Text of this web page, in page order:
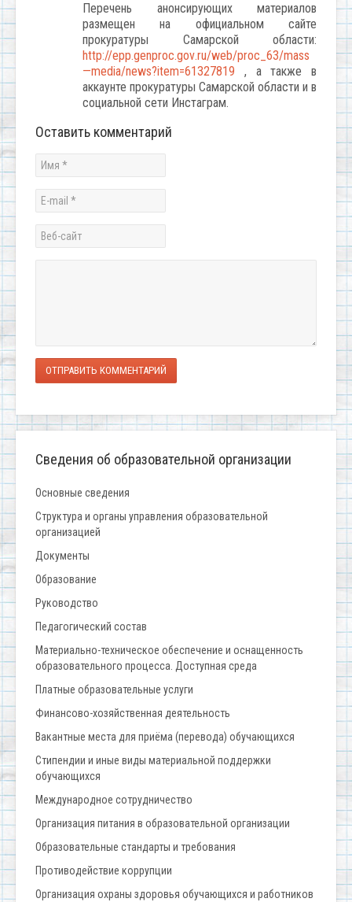
Перечень анонсирующих материалов
размещен на официальном сайте
прокуратуры Самарской области:
http://epp.genproc.gov.ru/web/proc _63/mass
—media/news?item=61327819 , а также в
аккаунте прокуратуры Самарской области и в
социальной сети Инстаграм.
Оставить комментарий
ОТПРАВИТЬ КОММЕНТАРИЙ
Сведения об образовательной организации
Основные сведения
Структура и органы управления образовательной
организацией
Документы
Образование
Руководство
Педагогический состав
Материально-техническое обеспечение и оснащенность
образовательного процесса. Доступная среда
Платные образовательные услуги
Финансово-хозяйственная деятельность
Вакантные места для приёма (перевода) обучающихся
Стипендии и иные виды материальной поддержки
обучающихся
Международное сотрудничество
Организация питания в образовательной организации
Образовательные стандарты и требования
Противодействие коррупции
Организация охраны здоровья обучающихся и работников